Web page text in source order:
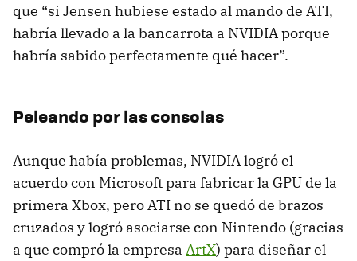
que “si Jensen hubiese estado al mando de ATI,
habría llevado a la bancarrota a NVIDIA porque
habría sabido perfectamente qué hacer”.
Peleando por las consolas
Aunque había problemas, NVIDIA logró el
acuerdo con Microsoft para fabricar la GPU de la
primera Xbox, pero ATI no se quedó de brazos
cruzados y logró asociarse con Nintendo (gracias
a que compró la empresa ArtX) para diseñar el